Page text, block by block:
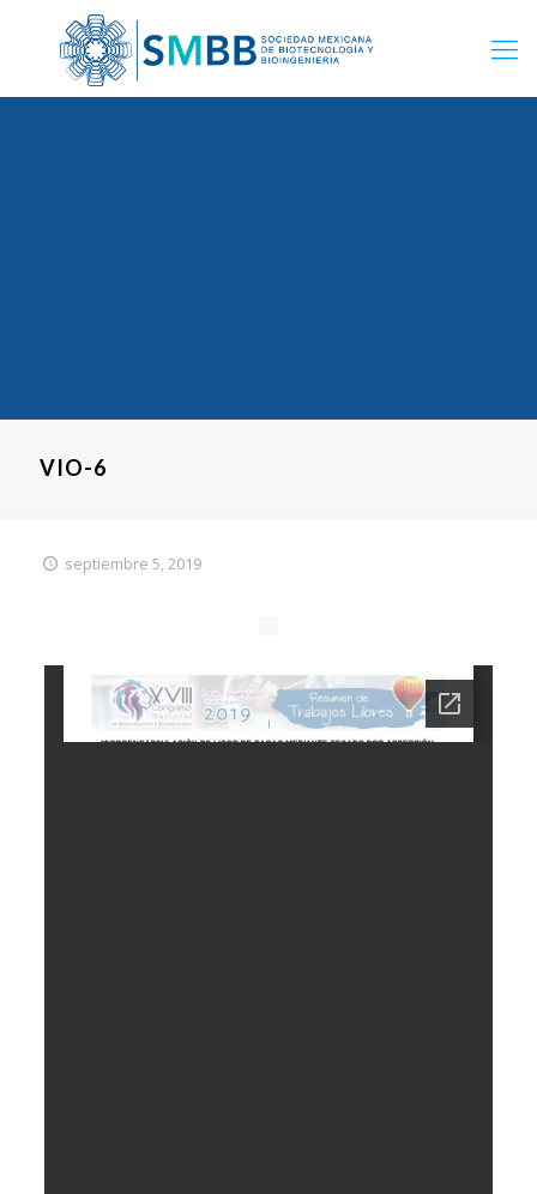
VIO-6
septiembre 5, 2019